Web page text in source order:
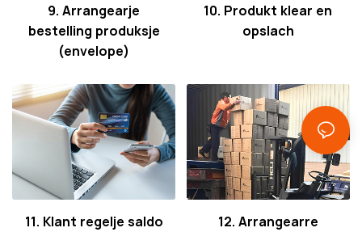
9. Arrangearje
bestelling produksje
(envelope)
10. Produkt klear en
opslach
11. Klant regelje saldo
12. Arrangearre